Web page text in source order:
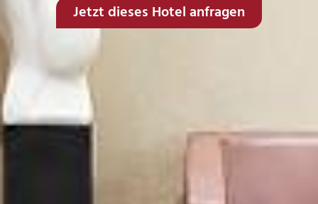
Jetzt dieses Hotel anfragen